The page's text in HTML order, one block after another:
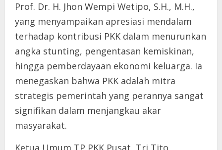
Prof. Dr. H. Jhon Wempi Wetipo, S.H., M.H.,
yang menyampaikan apresiasi mendalam
terhadap kontribusi PKK dalam menurunkan
angka stunting, pengentasan kemiskinan,
hingga pemberdayaan ekonomi keluarga. Ia
menegaskan bahwa PKK adalah mitra
strategis pemerintah yang perannya sangat
signifikan dalam menjangkau akar
masyarakat.